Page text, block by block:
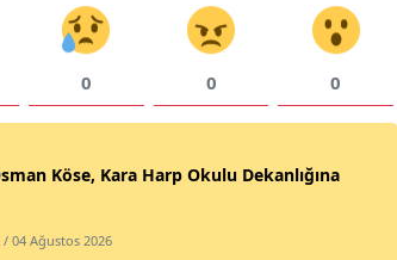
Trabzon
Şanlıurfa
Uşak
0 0 0
Köse, Kara Harp Okulu Dekanlığına
/ 04 Ağustos 2026